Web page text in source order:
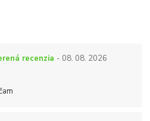
recenzia - 08. 08. 2026